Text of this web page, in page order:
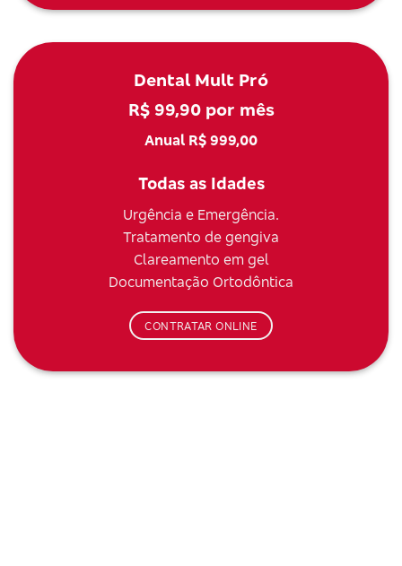
Dental Mult Pró
R$ 99,90 por mês
Anual R$ 999,00
Todas as Idades
Urgência e Emergência.
Tratamento de gengiva
Clareamento em gel
Documentação Ortodôntica
CONTRATAR ONLINE